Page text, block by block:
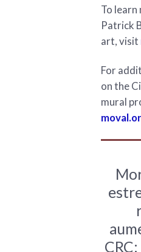
To learn
Patrick
art, visit
For
on the
mural